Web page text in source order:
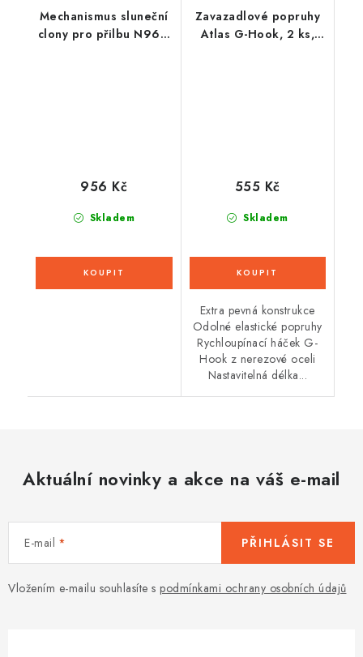
Mechanismus sluneční
clony pro přilbu N967,
Skladem
956 Kč
Zavazadlové popruhy
Atlas G-Hook, 2 ks,
Skladem
555 Kč
Extra pevná konstrukce
Odolné elastické popruhy
Rychloupínací háček G-
Hook z nerezové oceli
Nastavitelná délka...
Aktuální novinky a akce na váš e-mail
E-mail
Vložením e-mailu souhlasíte s podmínkami ochrany osobních údajů
PŘIHLÁSIT SE